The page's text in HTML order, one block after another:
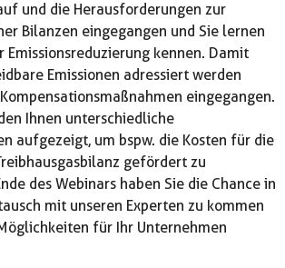
und die Herausforderungen zur
Bilanzen eingegangen und Sie lernen
Emissionsreduzierung kennen. Damit
Emissionen adressiert werden
eingegangen.
Ihnen unterschiedliche
aufgezeigt, um bspw. die Kosten für die
gefördert zu
des Webinars haben Sie die Chance in
mit unseren Experten zu kommen
für Ihr Unternehmen